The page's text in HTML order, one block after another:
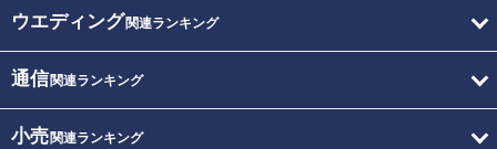
ウエディング関連ランキング
通信関連ランキング
小売関連ランキング